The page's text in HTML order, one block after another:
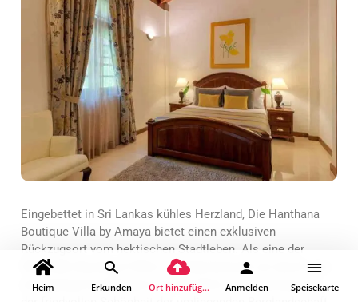
Eingebettet in Sri Lankas kühles Herzland, Die Hanthana
Boutique Villa by Amaya bietet einen exklusiven
Rückzugsort vom hektischen Stadtleben. Als eine der
führenden Boutique-Villen in Kandy besticht sie durch eine
einzigartige Kombination aus Komfort, Entspannung und
Heim Erkunden Ort hinzufügen Anmelden Speisekarte